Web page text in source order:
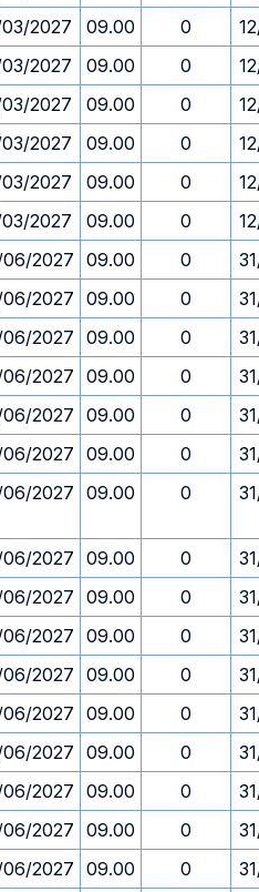
2027 09.00 0
2027 09.00 0
2027 09.00 0
2027 09.00 0
2027 09.00 0
2027 09.00 0
2027 09.00 0
2027 09.00 0
2027 09.00 0
2027 09.00 0
2027 09.00 0
2027 09.00 0
2027 09.00 0
2027 09.00 0
2027 09.00 0
2027 09.00 0
2027 09.00 0
2027 09.00 0
2027 09.00 0
2027 09.00 0
2027 09.00 0
2027 09.00 0